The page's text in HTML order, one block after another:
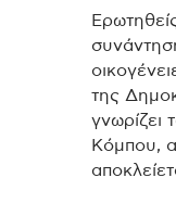
της
γνωρίζει
Κόμπου,